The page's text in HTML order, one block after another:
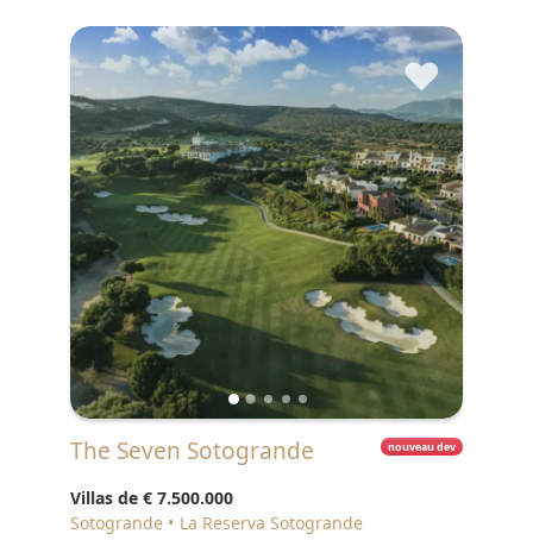
♥
nouveau dev
The Seven Sotogrande
Villas de € 7.500.000
Sotogrande
La Reserva Sotogrande